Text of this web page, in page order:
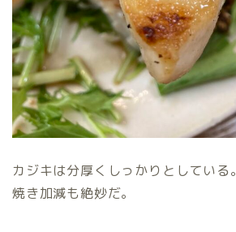
カジキは分厚くしっかりとしている。
焼き加減も絶妙だ。